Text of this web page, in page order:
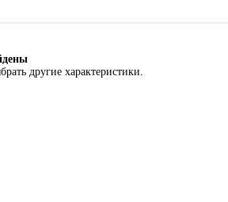
другие характеристики.